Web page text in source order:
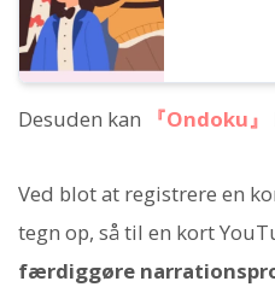
Desuden kan 『Ondoku』
Ved blot at registrere en
tegn op, så til en kort
færdiggøre